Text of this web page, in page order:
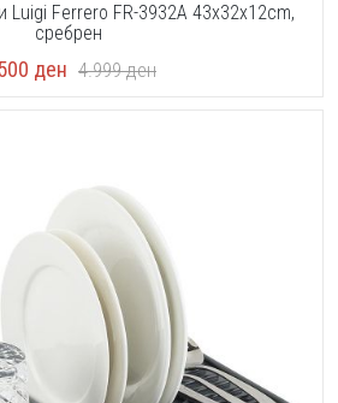
Luigi Ferrero FR-3932A 43x32x12cm,
сребрен
ден 4.999ден